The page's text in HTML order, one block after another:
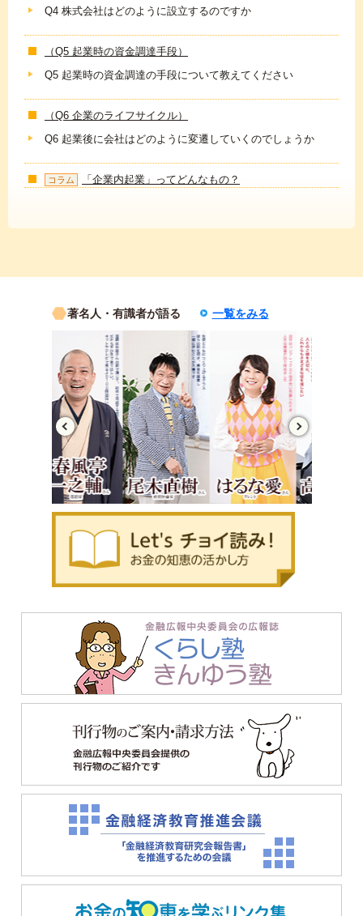
Q4 株式会社はどのように設立するのですか
（Q5 起業時の資金調達手段）
Q5 起業時の資金調達の手段について教えてください
（Q6 企業のライフサイクル）
Q6 起業後に会社はどのように変遷していくのでしょうか
コラム 「企業内起業」ってどんなもの？
著名人・有識者が語る 一覧をみる